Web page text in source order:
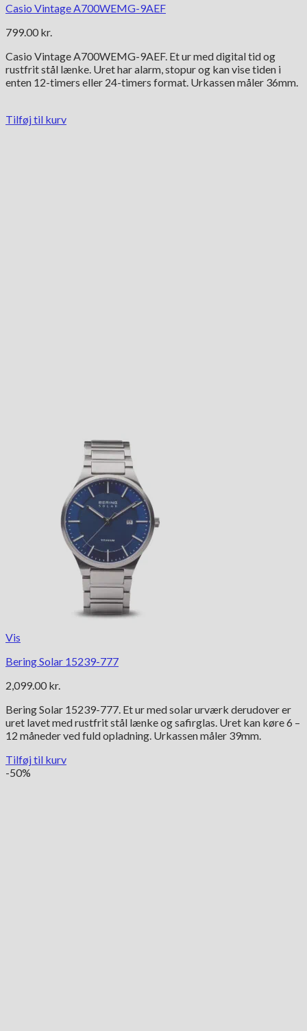
Casio Vintage A700WEMG-9AEF
799.00 kr.
Casio Vintage A700WEMG-9AEF. Et ur med digital tid og
rustfrit stål lænke. Uret har alarm, stopur og kan vise tiden i
enten 12-timers eller 24-timers format. Urkassen måler 36mm.
Tilføj til kurv
Vis
Bering Solar 15239-777
2,099.00 kr.
Bering Solar 15239-777. Et ur med solar urværk derudover er
uret lavet med rustfrit stål lænke og safirglas. Uret kan køre 6 –
12 måneder ved fuld opladning. Urkassen måler 39mm.
Tilføj til kurv
-50%